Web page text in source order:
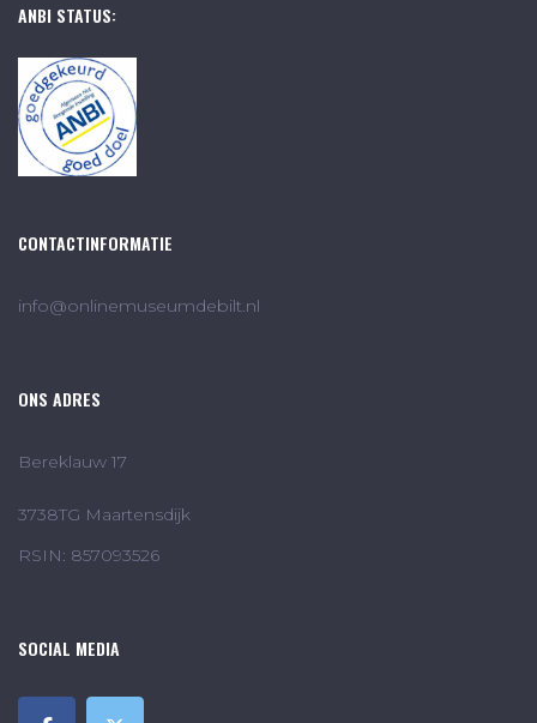
ANBI STATUS:
CONTACTINFORMATIE
info@onlinemuseumdebilt.nl
ONS ADRES
Bereklauw 17
3738TG Maartensdijk
RSIN: 857093526
SOCIAL MEDIA